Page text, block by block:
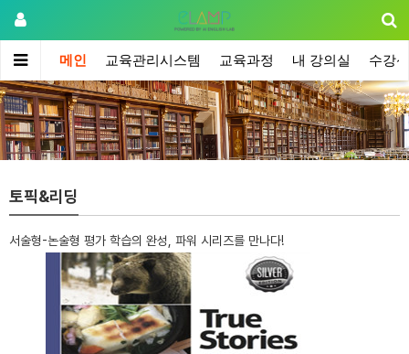
메인 교육관리시스템 교육과정 내 강의실 수강
토픽&리딩
서술형-논술형 평가 학습의 완성, 파워 시리즈를 만나다!